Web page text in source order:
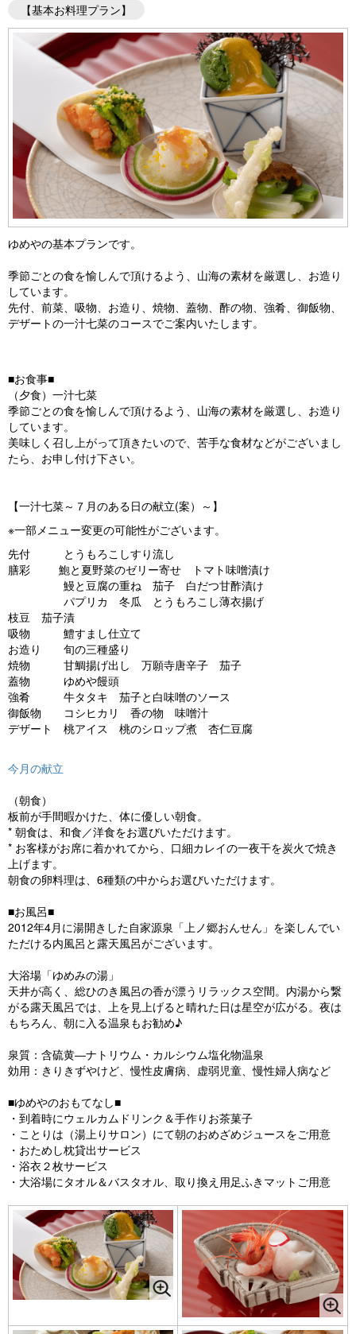
【基本お料理プラン】
ゆめやの基本プランです。
季節ごとの食を愉しんで頂けるよう、山海の素材を厳選し、お造り
しています。
先付、前菜、吸物、お造り、焼物、蓋物、酢の物、強肴、御飯物、
デザートの一汁七菜のコースでご案内いたします。
■お食事■
（夕食）一汁七菜
季節ごとの食を愉しんで頂けるよう、山海の素材を厳選し、お造り
しています。
美味しく召し上がって頂きたいので、苦手な食材などがございまし
たら、お申し付け下さい。
【一汁七菜～７月のある日の献立(案）～】
※一部メニュー変更の可能性がございます。
先付 とうもろこしすり流し
膳彩 鮑と夏野菜のゼリー寄せ トマト味噌漬け
鰻と豆腐の重ね 茄子 白だつ甘酢漬け
パプリカ 冬瓜 とうもろこし薄衣揚げ
枝豆 茄子漬
吸物 鱧すまし仕立て
お造り 旬の三種盛り
焼物 甘鯛揚げ出し 万願寺唐辛子 茄子
蓋物 ゆめや饅頭
強肴 牛タタキ 茄子と白味噌のソース
御飯物 コシヒカリ 香の物 味噌汁
デザート 桃アイス 桃のシロップ煮 杏仁豆腐
今月の献立
（朝食）
板前が手間暇かけた、体に優しい朝食。
* 朝食は、和食／洋食をお選びいただけます。
* お客様がお席に着かれてから、口細カレイの一夜干を炭火で焼き
上げます。
朝食の卵料理は、6種類の中からお選びいただけます。
■お風呂■
2012年4月に湯開きした自家源泉「上ノ郷おんせん」を楽しんでい
ただける内風呂と露天風呂がございます。
大浴場「ゆめみの湯」
天井が高く、総ひのき風呂の香が漂うリラックス空間。内湯から繋
がる露天風呂では、上を見上げると晴れた日は星空が広がる。夜は
もちろん、朝に入る温泉もお勧め♪
泉質：含硫黄―ナトリウム・カルシウム塩化物温泉
効用：きりきずやけど、慢性皮膚病、虚弱児童、慢性婦人病など
■ゆめやのおもてなし■
・到着時にウェルカムドリンク＆手作りお茶菓子
・ことりは（湯上りサロン）にて朝のおめざめジュースをご用意
・おためし枕貸出サービス
・浴衣２枚サービス
・大浴場にタオル＆バスタオル、取り換え用足ふきマットご用意